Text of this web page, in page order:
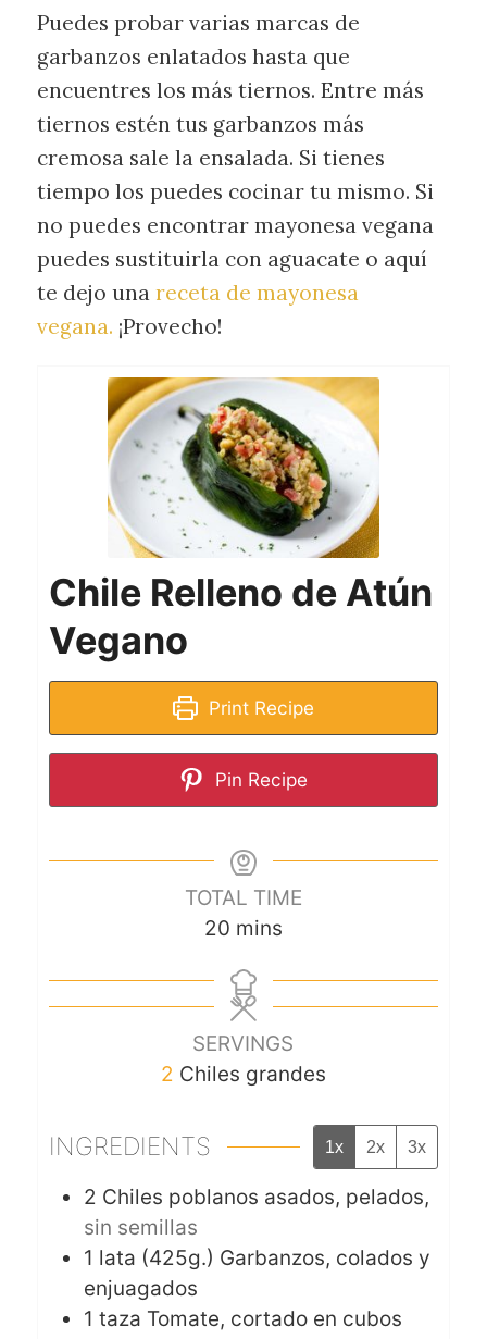
Puedes probar varias marcas de
garbanzos enlatados hasta que
encuentres los más tiernos. Entre más
tiernos estén tus garbanzos más
cremosa sale la ensalada. Si tienes
tiempo los puedes cocinar tu mismo. Si
no puedes encontrar mayonesa vegana
puedes sustituirla con aguacate o aquí
te dejo una receta de mayonesa
vegana. ¡Provecho!
Chile Relleno de Atún
Vegano
Print Recipe
Pin Recipe
TOTAL TIME
20 mins
SERVINGS
2 Chiles grandes
INGREDIENTS 1x 2x 3x
2 Chiles poblanos asados, pelados,
sin semillas
1 lata (425g.) Garbanzos, colados y
enjuagados
1 taza Tomate, cortado en cubos